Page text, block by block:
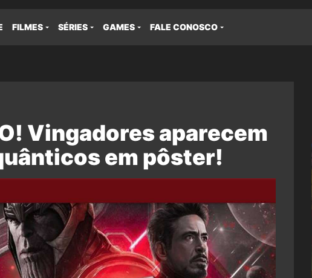
FILMES SÉRIES GAMES FALE CONOSCO
Vingadores aparecem
em pôster!